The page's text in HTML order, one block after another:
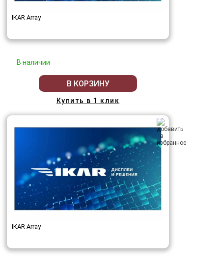
IKAR Array
В наличии
В КОРЗИНУ
Купить в 1 клик
IKAR Array